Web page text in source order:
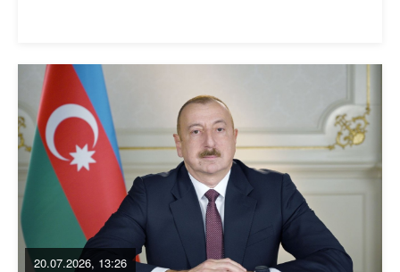
20.07.2026, 13:26